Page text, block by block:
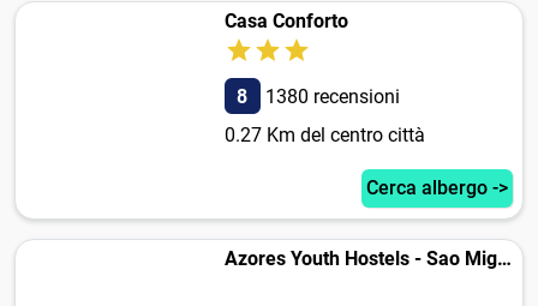
Casa Conforto
8
1380 recensioni
0.27 Km del centro città
Cerca albergo ->
Azores Youth Hostels - Sao Miguel